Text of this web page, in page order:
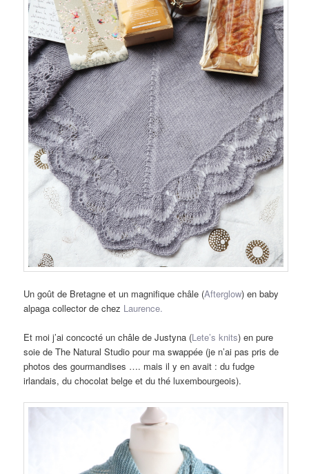
Un goût de Bretagne et un magnifique châle (Afterglow) en baby
alpaga collector de chez Laurence.
Et moi j’ai concocté un châle de Justyna (Lete’s knits) en pure
soie de The Natural Studio pour ma swappée (je n’ai pas pris de
photos des gourmandises …. mais il y en avait : du fudge
irlandais, du chocolat belge et du thé luxembourgeois).